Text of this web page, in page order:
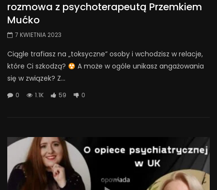
rozmowa z psychoterapeutą Przemkiem
Mućko
7 KWIETNIA 2023
Ciągle trafiasz na „toksyczne” osoby i wchodzisz w relacje,
które Ci szkodzą?
A może w ogóle unikasz angażowania
się w związek? Z...
0 1.1K 59 0